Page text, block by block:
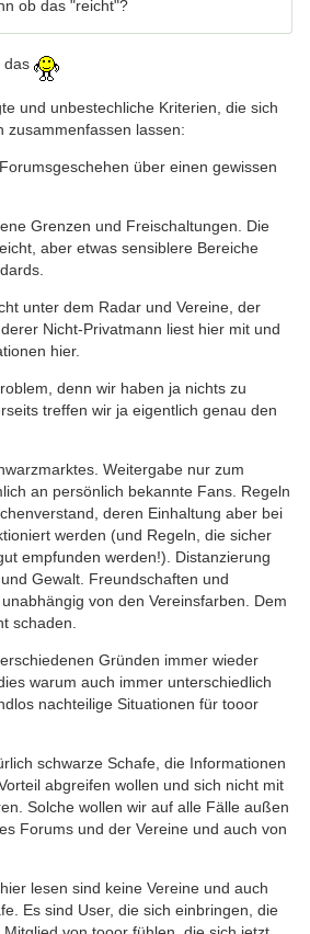
ob das "reicht"?
das
und unbestechliche Kriterien, die sich
zusammenfassen lassen:
über einen gewissen
Grenzen und Freischaltungen. Die
aber etwas sensiblere Bereiche
unter dem Radar und Vereine, der
Nicht-Privatmann liest hier mit und
hier.
denn wir haben ja nichts zu
treffen wir ja eigentlich genau den
Weitergabe nur zum
an persönlich bekannte Fans. Regeln
deren Einhaltung aber bei
werden (und Regeln, die sicher
empfunden werden!). Distanzierung
Gewalt. Freundschaften und
von den Vereinsfarben. Dem
schaden.
Gründen immer wieder
warum auch immer unterschiedlich
nachteilige Situationen für tooor
schwarze Schafe, die Informationen
abgreifen wollen und sich nicht mit
Solche wollen wir auf alle Fälle außen
Forums und der Vereine und auch von
lesen sind keine Vereine und auch
Es sind User, die sich einbringen, die